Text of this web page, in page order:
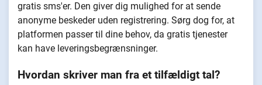
gratis sms'er. Den giver dig mulighed for at sende
anonyme beskeder uden registrering. Sørg dog for, at
platformen passer til dine behov, da gratis tjenester
kan have leveringsbegrænsninger.
Hvordan skriver man fra et tilfældigt tal?